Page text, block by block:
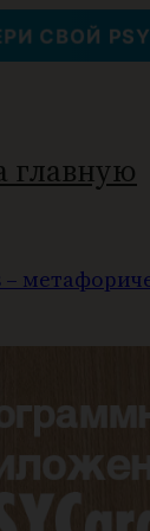
СВОЙ
главную
–